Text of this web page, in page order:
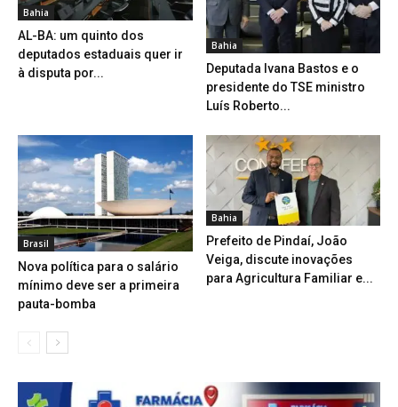
Bahia
AL-BA: um quinto dos
deputados estaduais quer ir
à disputa por...
Bahia
Deputada Ivana Bastos e o
presidente do TSE ministro
Luís Roberto...
Brasil
Nova política para o salário
mínimo deve ser a primeira
pauta-bomba
Bahia
Prefeito de Pindaí, João
Veiga, discute inovações
para Agricultura Familiar e...